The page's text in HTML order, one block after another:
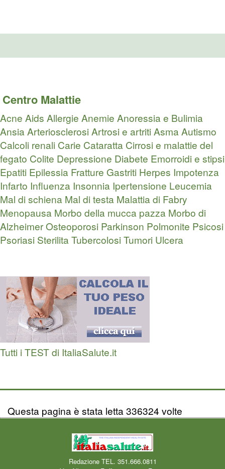
Centro Malattie
Acne Aids Allergie Anemie Anoressia e Bulimia
AnsiaArteriosclerosiArtrosi e artritiAsmaAutismo
Calcoli renali Carie Cataratta Cirrosi e malattie del
fegato Colite Depressione Diabete Emorroidi e stipsi
Epatiti Epilessia Fratture Gastriti Herpes Impotenza
Infarto Influenza Insonnia Ipertensione Leucemia
Mal di schiena Mal di testa Malattia di Fabry
Menopausa Morbo della mucca pazza Morbo di
AlzheimerOsteoporosi Parkinson Polmonite Psicosi
Psoriasi SterilitaTubercolosiTumori Ulcera
Tutti i TEST di ItaliaSalute.it
Questa pagina è stata letta 336324 volte
Redazione TEL. 351.666.0811